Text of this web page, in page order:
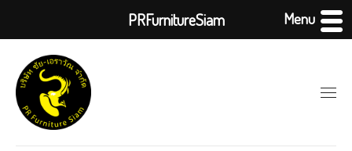
PRFurnitureSiam Menu